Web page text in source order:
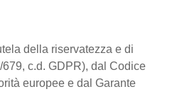
della riservatezza e di
c.d. GDPR), dal Codice
europee e dal Garante